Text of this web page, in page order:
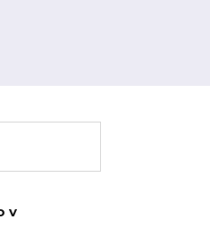
v